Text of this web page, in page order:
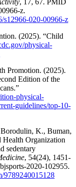
, 17, 67. PMID
z.
s12966-020-00966-z
(2025). “Child
physical-
Promotion. (2025).
Edition of the
physical-
guidelines/top-10-
K., Buman,
Health Organization
sedentary
, 54(24), 1451-
2020-102955.
9789240015128